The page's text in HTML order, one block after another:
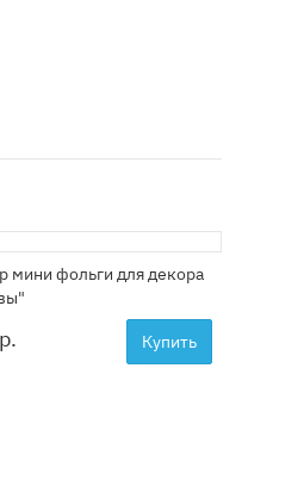
мини фольги для декора
р. Купить